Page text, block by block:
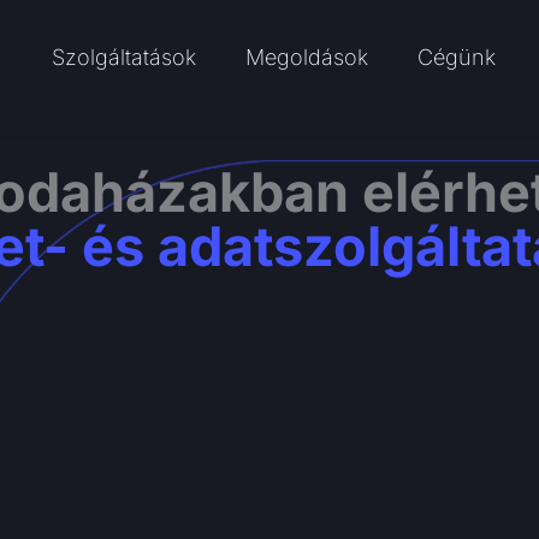
Szolgáltatások Open Szolgáltatások
Megoldások Open Megoldások
Cégünk
és